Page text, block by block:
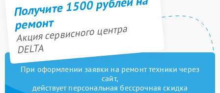
Получите 1500 рублей на
ремонт
Акция сервисного центра
DELTA
При оформлении заявки на ремонт техники через
сайт,
действует персональная бессрочная скидка